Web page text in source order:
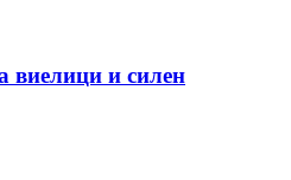
виелици и силен